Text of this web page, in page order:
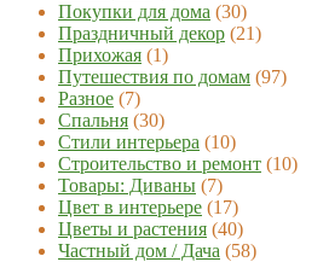
Покупки для дома (30)
Праздничный декор (21)
Прихожая (1)
Путешествия по домам (97)
Разное (7)
Спальня (30)
Стили интерьера (10)
Строительство и ремонт (10)
Товары: Диваны (7)
Цвет в интерьере (17)
Цветы и растения (40)
Частный дом / Дача (58)